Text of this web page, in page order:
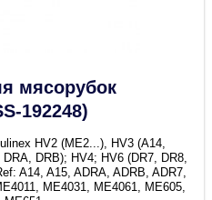
мясорубок
192248)
HV2 (ME2...), HV3 (А14,
DRB); HV4; HV6 (DR7, DR8,
A14, A15, ADRA, ADRB, ADR7,
ME4031, ME4061, ME605,